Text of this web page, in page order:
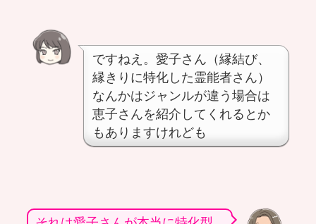
ですねえ。愛子さん（縁結び、
縁きりに特化した霊能者さん）
なんかはジャンルが違う場合は
恵子さんを紹介してくれるとか
もありますけれども